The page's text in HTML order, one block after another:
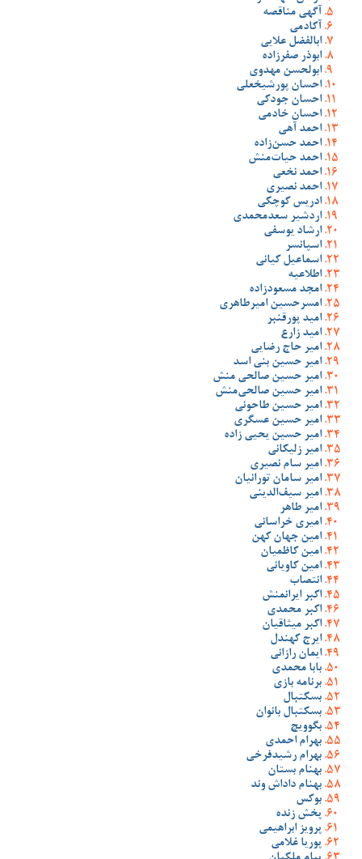
آگهی مناقصه
آکادمی
ابالفضل علایی
ابوذر صفرزاده
ابولحسن مهدوی
احسان پورشیخعلی
احسان جودکی
احسان خادمی
احمد آهی
احمد حسن‌زاده
احمد حیات‌منش
احمد نخعی
احمد نصیری
ادریس کوچکی
اردشیر سعدمحمدی
ارشاد یوسفی
اسپانسر
اسماعیل کیانی
اطلاعیه
امجد مسعودزاده
امسرحسین امیرطاهری
امید پورقنبر
امید زارع
امیر حاج رضایی
امیر حسین بنی اسد
امیر حسین صالحی منش
امیر حسین صالحی‌منش
امیر حسین طاحونی
امیر حسین عسگری
امیر حسین یحیی زاده
امیر زلیکانی
امیر سام نصیری
امیر سامان تورانیان
امیر سیف‌الدینی
امیر طاهر
امیری خراسانی
امین جهان کهن
امین کاظمیان
امین کاویانی
انتصاب
اکبر ایرانمنش
اکبر محمدی
اکبر میثاقیان
ایرج کهندل
ایمان رازانی
بابا محمدی
برنامه بازی
بسکتبال
بسکتبال بانوان
بگوویچ
بهرام احمدی
بهرام رشیدفرخی
بهنام بستان
بهنام داداش وند
بوکس
پخش زنده
پرویز ابراهیمی
پوریا غلامی